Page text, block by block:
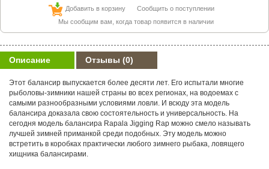
Добавить в корзину
Сообщить о поступлении
Мы сообщим вам, когда товар появится в наличии
Описание Отзывы (0)
Этот балансир выпускается более десяти лет. Его испытали многие
рыболовы-зимники нашей страны во всех регионах, на водоемах с
самыми разнообразными условиями ловли. И всюду эта модель
балансира доказала свою состоятельность и универсальность. На
сегодня модель балансира Rapala Jigging Rap можно смело называть
лучшей зимней приманкой среди подобных. Эту модель можно
встретить в коробках практически любого зимнего рыбака, ловящего
хищника балансирами.